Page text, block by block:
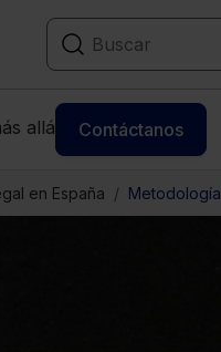
allá Contáctanos
en España Metodología